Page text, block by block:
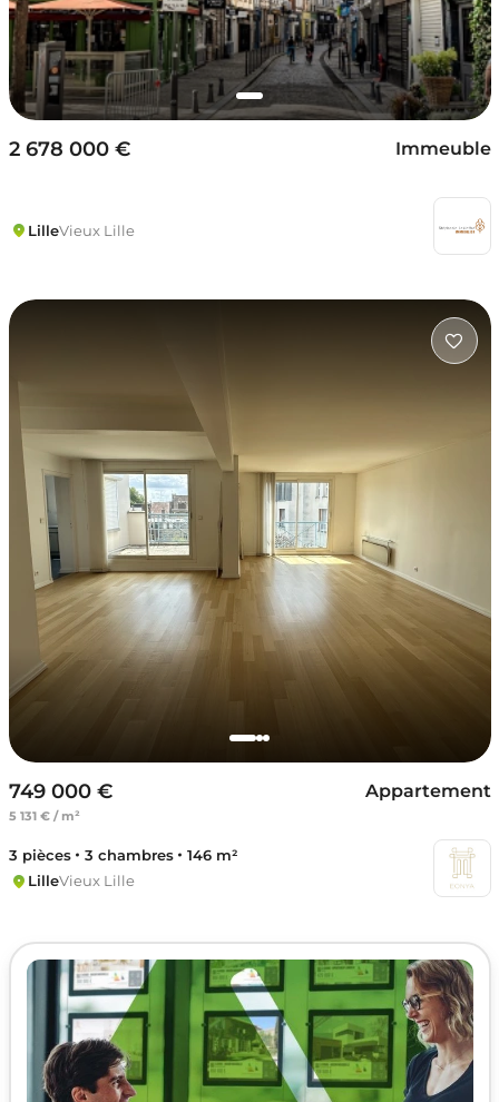
2 678 000 € Immeuble
LilleVieux Lille
749 000 €
5 131 € / m²
Appartement
3 pièces 3 chambres
146 m²
LilleVieux Lille